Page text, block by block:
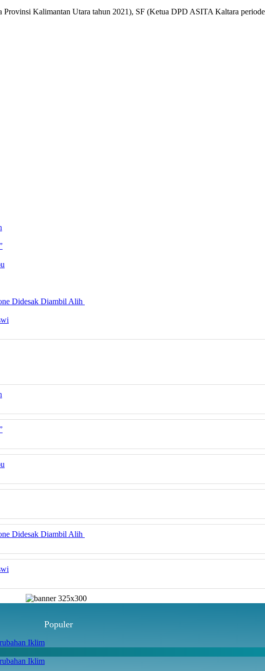
Kalimantan Utara tahun 2021), SF (Ketua DPD ASITA Kaltara
Didesak Diambil Alih
Didesak Diambil Alih
Populer
Iklim